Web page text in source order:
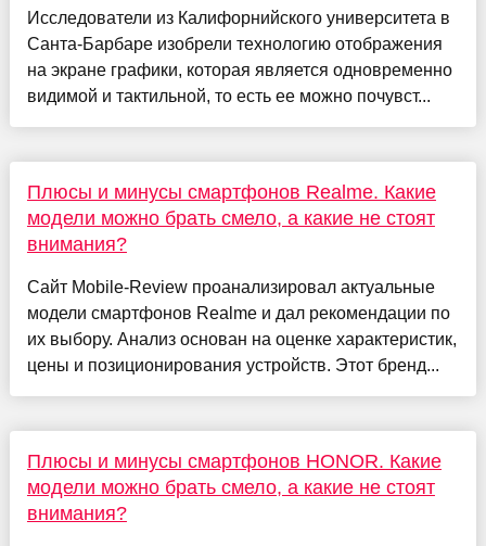
Исследователи из Калифорнийского университета в
Санта-Барбаре изобрели технологию отображения
на экране графики, которая является одновременно
видимой и тактильной, то есть ее можно почувст...
Плюсы и минусы смартфонов Realme. Какие
модели можно брать смело, а какие не стоят
внимания?
Сайт Mobile-Review проанализировал актуальные
модели смартфонов Realme и дал рекомендации по
их выбору. Анализ основан на оценке характеристик,
цены и позиционирования устройств. Этот бренд...
Плюсы и минусы смартфонов HONOR. Какие
модели можно брать смело, а какие не стоят
внимания?